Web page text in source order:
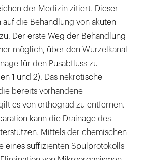
der Medizin zitiert. Dieser
die Behandlung von akuten
Der erste Weg der Behandlung
möglich, über den Wurzelkanal
für den Pusabfluss zu
1 und 2). Das nekrotische
bereits vorhandene
es von orthograd zu entfernen.
kann die Drainage des
Mittels der chemischen
eines suffizienten Spülprotokolls